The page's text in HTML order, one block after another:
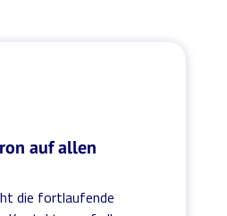
auf allen
die fortlaufende